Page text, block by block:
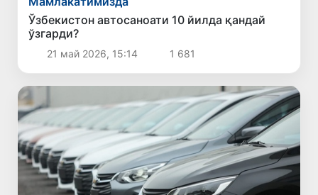
Ўзбекистон автосаноати 10 йилда қандай
ўзгарди?
21 май 2026, 15:14 1 681